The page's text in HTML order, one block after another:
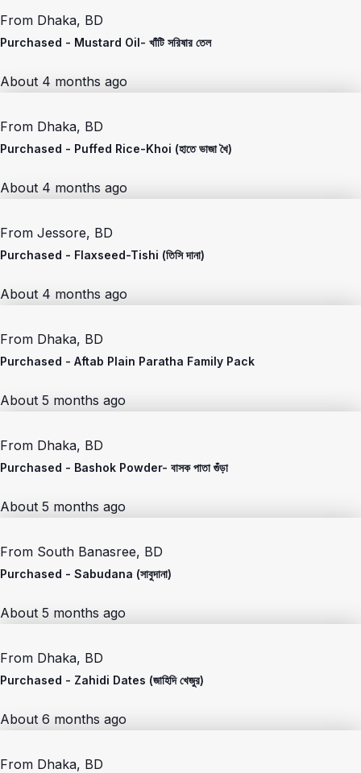
From Dhaka, BD
Purchased - Mustard Oil- খাঁটি সরিষার তেল
About 4 months ago
From Dhaka, BD
Purchased - Puffed Rice-Khoi (হাতে ভাজা খৈ)
About 4 months ago
From Jessore, BD
Purchased - Flaxseed-Tishi (তিসি দানা)
About 4 months ago
From Dhaka, BD
Purchased - Aftab Plain Paratha Family Pack
About 5 months ago
From Dhaka, BD
Purchased - Bashok Powder- বাসক পাতা গুঁড়া
About 5 months ago
From South Banasree, BD
Purchased - Sabudana (সাবুদানা)
About 5 months ago
From Dhaka, BD
Purchased - Zahidi Dates (জাহিদি খেজুর)
About 6 months ago
From Dhaka, BD